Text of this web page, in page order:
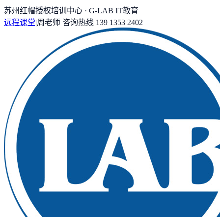
苏州红帽授权培训中心 · G-LAB IT教育
远程课堂|周老师 咨询热线 139 1353 2402